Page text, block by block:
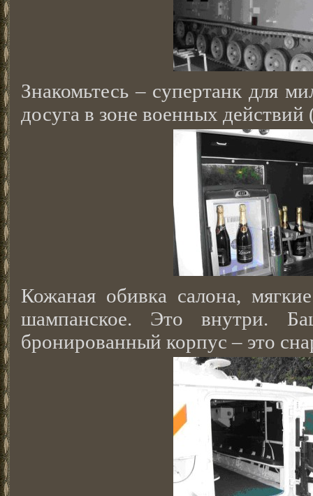
Знакомьтесь – супертанк для
досуга в зоне военных
Кожаная обивка салона,
шампанское. Это внутри.
бронированный корпус – это